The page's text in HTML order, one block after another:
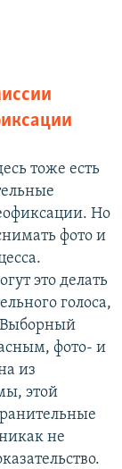
тоже есть
Но
фото и
это делать
голоса,
Выборный
фото- и
из
этой
не